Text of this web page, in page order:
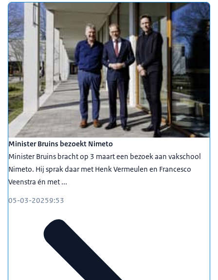
Minister Bruins bezoekt Nimeto
Minister Bruins bracht op 3 maart een bezoek aan vakschool
Nimeto. Hij sprak daar met Henk Vermeulen en Francesco
Veenstra én met ...
05-03-20259:53